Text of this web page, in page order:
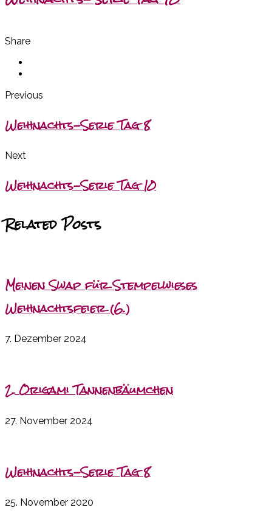
Share
Previous
Weihnachts-Serie Tag 8
Next
Weihnachts-Serie Tag 10
Related Posts
Meinen Swap für Stempelwieses
Weihnachtsfeier (6.)
7. Dezember 2024
2. Origami Tannenbäumchen
27. November 2024
Weihnachts-Serie Tag 8
25. November 2020